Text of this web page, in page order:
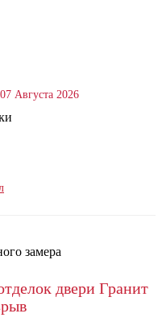
07 Августа 2026
замера
двери Гранит